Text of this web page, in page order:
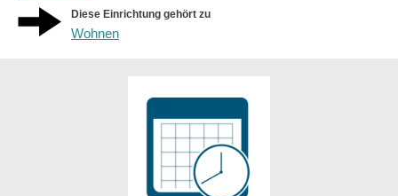
Diese Einrichtung gehört zu
Wohnen